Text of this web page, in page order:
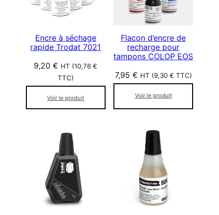
Encre à séchage
rapide Trodat 7021
9,20€ HT (10,76€
TTC)
Voir le produit
Flacon d’encre de
recharge pour
tampons COLOP EOS
7,95 € HT (9,30 € TTC)
Voir le produit